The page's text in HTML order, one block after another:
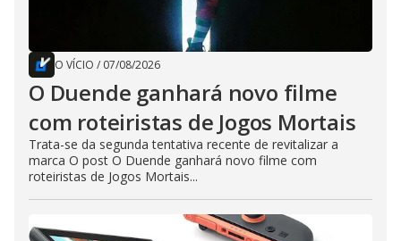
O VÍCIO / 07/08/2026
O Duende ganhará novo filme
com roteiristas de Jogos Mortais
Trata-se da segunda tentativa recente de revitalizar a
marca O post O Duende ganhará novo filme com
roteiristas de Jogos Mortais...